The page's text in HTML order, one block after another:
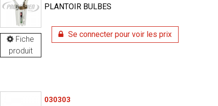
Fiche
produit
PLANTOIR BULBES
Se connecter pour voir les prix
030303